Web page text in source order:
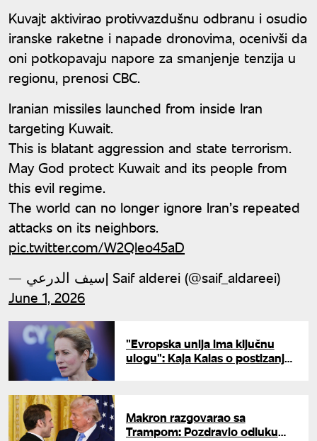
Kuvajt aktivirao protivvazdušnu odbranu i osudio
iranske raketne i napade dronovima, ocenivši da
oni potkopavaju napore za smanjenje tenzija u
regionu, prenosi CBC.
Iranian missiles launched from inside Iran
targeting Kuwait.
This is blatant aggression and state terrorism.
May God protect Kuwait and its people from
this evil regime.
The world can no longer ignore Iran’s repeated
attacks on its neighbors.
pic.twitter.com/W2Qleo45aD
— سيف الدرعي| Saif alderei (@saif_aldareei)
June 1, 2026
"Evropska unija ima ključnu
ulogu": Kaja Kalas o postizanju
Makron razgovarao sa
Trampom: Pozdravio odluku